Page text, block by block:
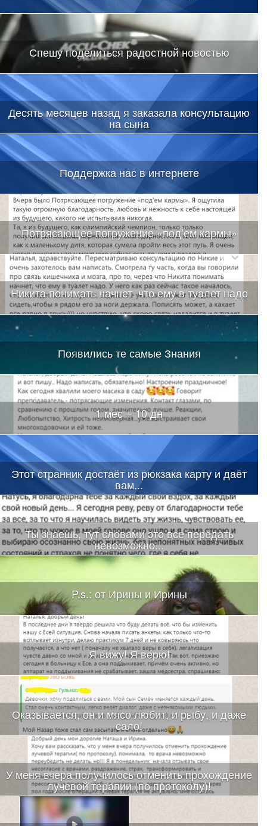
Спешу поделиться радостной новостью
Десять месяцев назад я заказала консультацию
на сына
Поддержка нас в интернете
Потрясающее погружение «под’ем кармы»
Никита понимать начнет, что ему в туалет надо
Появились те самые Знания
1 мес + 10 дн
Этот странник достаёт из рюкзака карту и даёт
вам...
Ты знаешь, тут словами это все передать
невозможно...
P.s.: от Ирины и Ирины
Я вижу! Я верю!
Оказывается, он и мясо любит, и рыбу, и даже
сало!
У меня вчера получилось отменить прохождение
лучевой терапии (по протоколу)!